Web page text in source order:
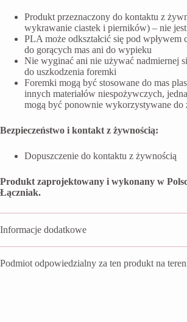
Produkt przeznaczony do kontaktu z
wykrawanie ciastek i pierników) – nie
PLA może odkształcić się pod wpływem
do gorących mas ani do wypieku
Nie wyginać ani nie używać nadmiernej
do uszkodzenia foremki
Foremki mogą być stosowane do mas
innych materiałów niespożywczych,
mogą być ponownie wykorzystywane do
Bezpieczeństwo i kontakt z żywnością:
Dopuszczenie do kontaktu z żywnością
Produkt zaprojektowany i wykonany w
Łączniak.
Informacje dodatkowe
Podmiot odpowiedzialny za ten produkt na